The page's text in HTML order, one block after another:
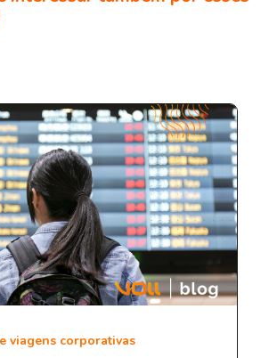
viagens corporativas